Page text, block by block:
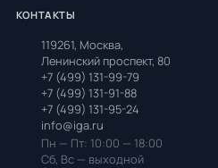
КОНТАКТЫ
119261, Москва,
Ленинский проспект, 80
+7 (499) 131-99-79
+7 (499) 131-91-88
+7 (499) 131-95-24
info@iga.ru
Пн — Пт: 10:00 — 18:00
Сб, Вс — выходной